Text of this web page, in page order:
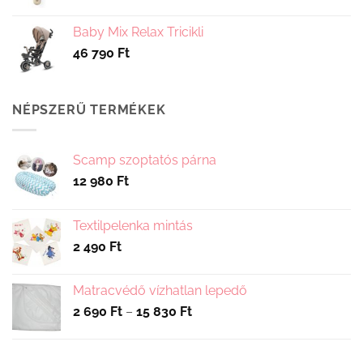
Baby Mix Relax Tricikli
46 790 Ft
NÉPSZERŰ TERMÉKEK
Scamp szoptatós párna
12 980 Ft
Textilpelenka mintás
2 490 Ft
Matracvédő vízhatlan lepedő
2 690 Ft – 15 830 FtÁrtartomány: